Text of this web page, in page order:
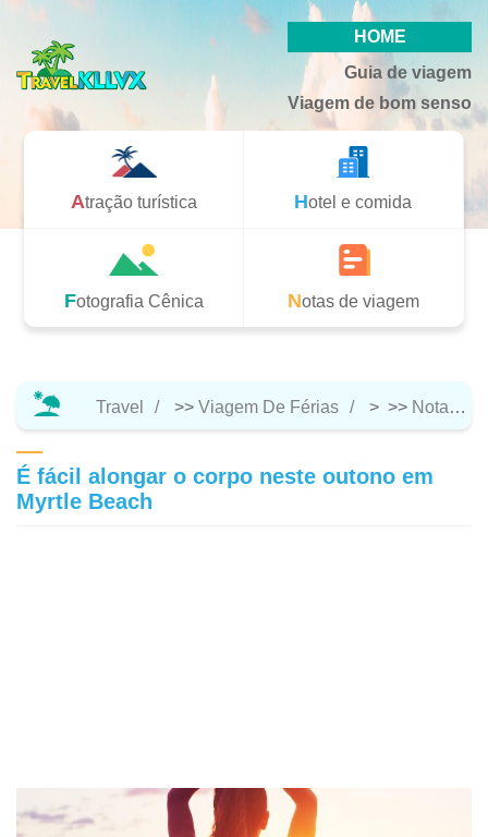
HOME
Guia de viagem
Viagem de bom senso
Atração turística Hotel e comida
Fotografia Cênica Notas de viagem
Travel >> Viagem De Férias > >> Notas De Viagem
É fácil alongar o corpo neste outono em
Myrtle Beach